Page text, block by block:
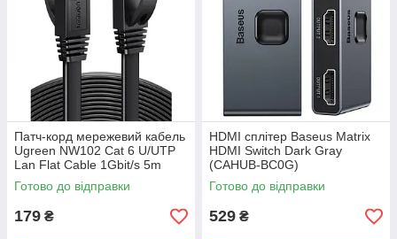
Патч-корд мережевий кабель
Ugreen NW102 Cat 6 U/UTP
Lan Flat Cable 1Gbit/s 5m
Black
Готово до відправки
179 ₴
HDMI сплітер Baseus Matrix
HDMI Switch Dark Gray
(CAHUB-BC0G)
Готово до відправки
529 ₴